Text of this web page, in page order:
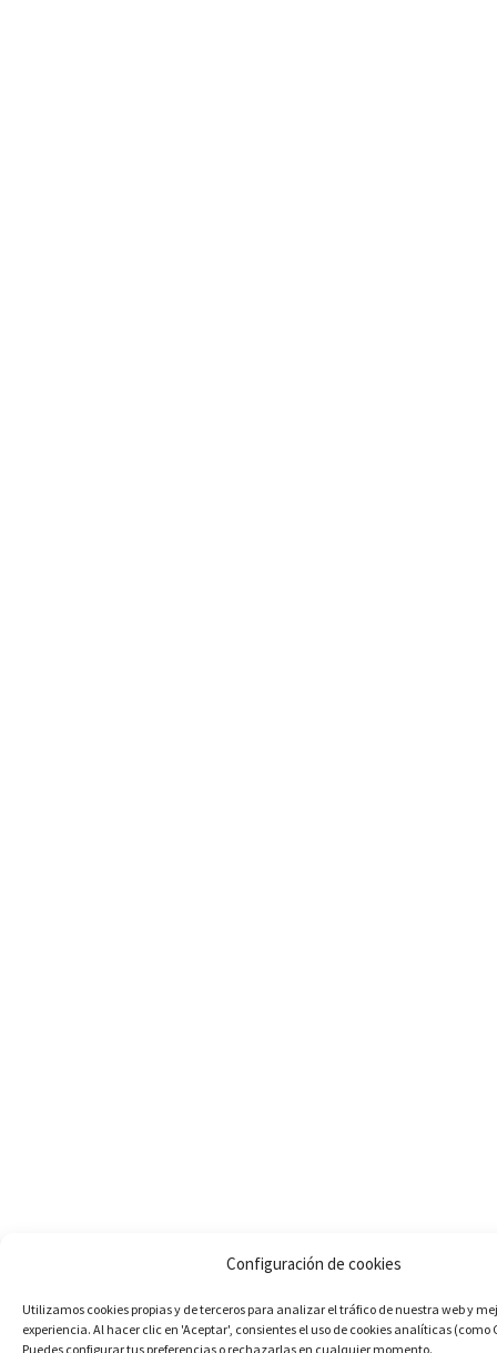
Configuración de cookies
Utilizamos cookies propias y de terceros para analizar el tráfico de nuestra web y
experiencia. Al hacer clic en 'Aceptar', consientes el uso de cookies analíticas (como
Puedes configurar tus preferencias o rechazarlas en cualquier momento.